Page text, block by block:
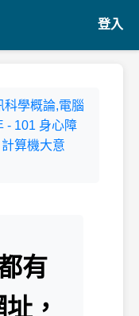
登入
科學概論,電腦
- 101 身心障
算機大意
有
，